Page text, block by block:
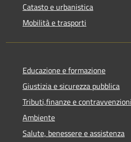
Catasto e urbanistica
Mobilità e trasporti
Educazione e formazione
Giustizia e sicurezza pubblica
Tributi,finanze e contravvenzioni
Ambiente
Salute, benessere e assistenza